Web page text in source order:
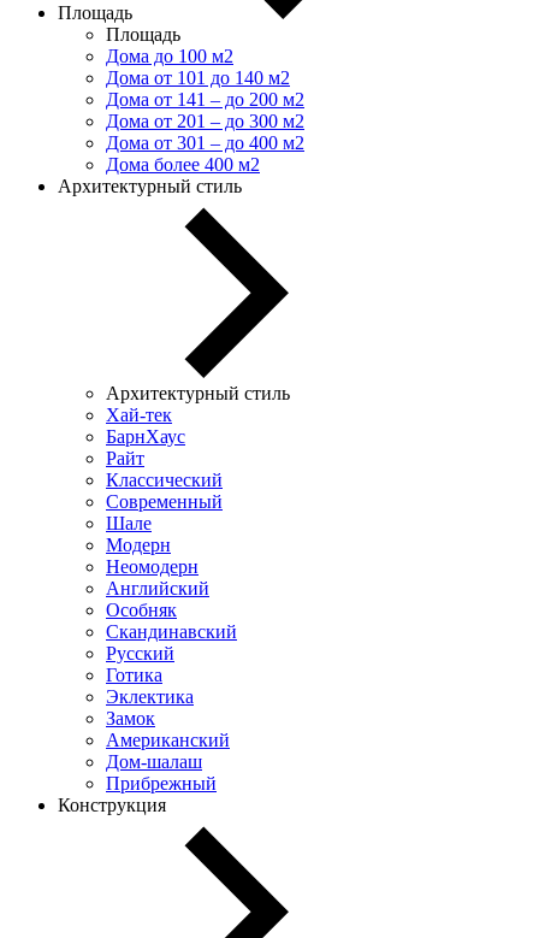
Площадь
Площадь
Дома до 100 м2
Дома от 101 до 140 м2
Дома от 141 – до 200 м2
Дома от 201 – до 300 м2
Дома от 301 – до 400 м2
Дома более 400 м2
Архитектурный стиль
Архитектурный стиль
Хай-тек
БарнХаус
Райт
Классический
Современный
Шале
Модерн
Неомодерн
Английский
Особняк
Скандинавский
Русский
Готика
Эклектика
Замок
Американский
Дом-шалаш
Прибрежный
Конструкция